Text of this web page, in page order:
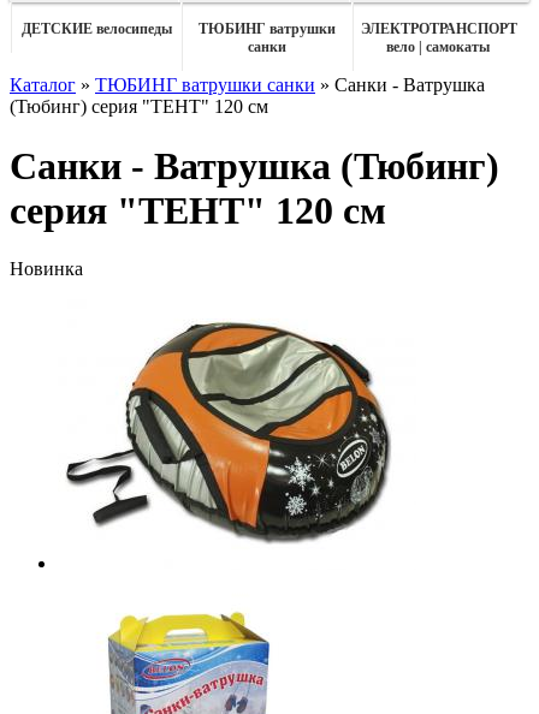
ДЕТСКИЕ велосипеды
ТЮБИНГ ватрушки
санки
ЭЛЕКТРОТРАНСПОРТ
вело | самокаты
Каталог » ТЮБИНГ ватрушки санки » Санки - Ватрушка
(Тюбинг) серия "ТЕНТ" 120 см
Санки - Ватрушка (Тюбинг)
серия "ТЕНТ" 120 см
Новинка